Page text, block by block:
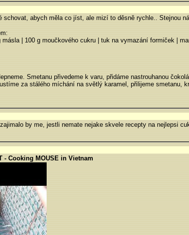
abych měla co jíst, ale mizí to děsně rychle.. Stejnou
| 100 g moučkového cukru | tuk na vymazání formiček |
Smetanu přivedeme k varu, přidáme nastrouhanou
za stálého míchání na světlý karamel, přilijeme smetanu,
by me, jestli nemate nejake skvele recepty na nejlepsi
- Cooking MOUSE in Vietnam